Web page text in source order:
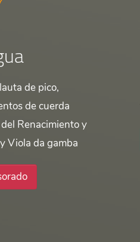
de pico,
de cuerda
Renacimiento y
Viola da gamba